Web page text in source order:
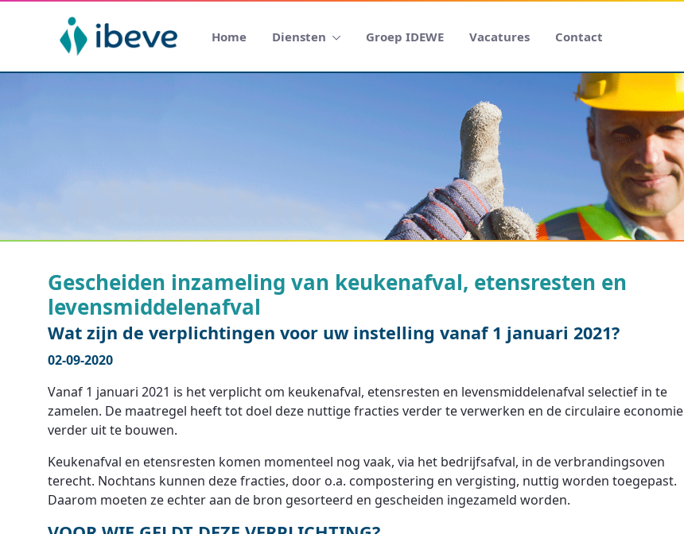
Home Diensten Groep IDEWE Vacatures Contact
Gescheiden inzameling van keukenafval, etensresten en
levensmiddelenafval
Wat zijn de verplichtingen voor uw instelling vanaf 1 januari 2021?
02-09-2020
Vanaf 1 januari 2021 is het verplicht om keukenafval, etensresten en levensmiddelenafval selectief in te
zamelen. De maatregel heeft tot doel deze nuttige fracties verder te verwerken en de circulaire economie
verder uit te bouwen.
Keukenafval en etensresten komen momenteel nog vaak, via het bedrijfsafval, in de verbrandingsoven
terecht. Nochtans kunnen deze fracties, door o.a. compostering en vergisting, nuttig worden toegepast.
Daarom moeten ze echter aan de bron gesorteerd en gescheiden ingezameld worden.